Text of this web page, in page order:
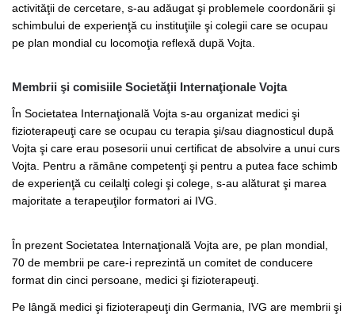
activităţii de cercetare, s-au adăugat şi problemele coordonării şi
schimbului de experienţă cu instituţiile şi colegii care se ocupau
pe plan mondial cu locomoţia reflexă după Vojta.
Membrii şi comisiile Societăţii Internaţionale Vojta
În Societatea Internaţională Vojta s-au organizat medici şi
fizioterapeuţi care se ocupau cu terapia şi/sau diagnosticul după
Vojta şi care erau posesorii unui certificat de absolvire a unui curs
Vojta. Pentru a rămâne competenţi şi pentru a putea face schimb
de experienţă cu ceilalţi colegi şi colege, s-au alăturat şi marea
majoritate a terapeuţilor formatori ai IVG.
În prezent Societatea Internaţională Vojta are, pe plan mondial,
70 de membrii pe care-i reprezintă un comitet de conducere
format din cinci persoane, medici şi fizioterapeuţi.
Pe lângă medici şi fizioterapeuţi din Germania, IVG are membrii şi